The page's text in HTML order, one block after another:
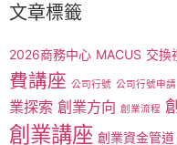
文章標籤
2026商務中心 MACUS 交換
費講座 公司行號 公司行號申請
業探索 創業方向 創業流程
創業講座 創業資金管道